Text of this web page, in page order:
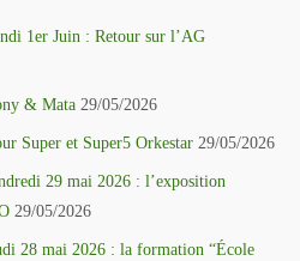
1er Juin : Retour sur l’AG
& Mata 29/05/2026
Super et Super5 Orkestar 29/05/2026
29 mai 2026 : l’exposition
29/05/2026
28 mai 2026 : la formation “École